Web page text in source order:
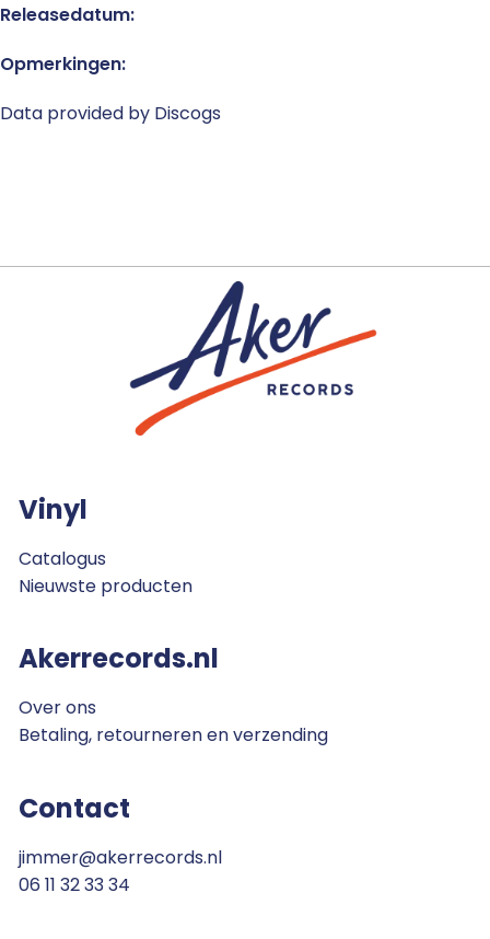
Releasedatum:
Opmerkingen:
Data provided by Discogs
Vinyl
Catalogus
Nieuwste producten
Akerrecords.nl
Over ons
Betaling, retourneren en verzending
Contact
jimmer@akerrecords.nl
06 11 32 33 34